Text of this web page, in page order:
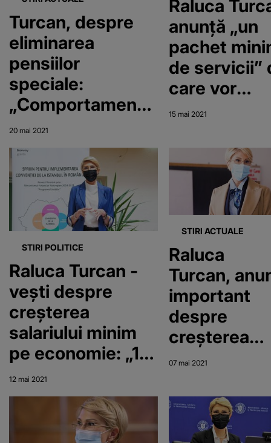
Turcan, despre
eliminarea
pensiilor
speciale:
„Comportamentul
celor care au
contestat
această decizie
mi se pare
ruşinos"
20 mai 2021
Raluca
anunţă „un
pachet
de servicii”
care vor
beneficia
familiile
vulnerabile
15 mai 2021
STIRI POLITICE
Raluca Turcan -
vești despre
creșterea
salariului minim
pe economie: „1,6
milioane de
români sunt
încadraţi cu
salariul minim”
12 mai 2021
STIRI ACTUALE
Raluca
Turcan,
important
despre
creşterea
numărului
muncă mai
bine plătite
07 mai 2021